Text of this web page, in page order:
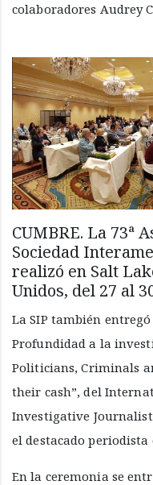
colaboradores Audrey
CUMBRE. La 73ª
Sociedad
realizó en Salt
Unidos, del 27 al
La SIP también
Profundidad a la
Politicians, Criminals
their cash”, del
Investigative
el destacado periodista
En la ceremonia se